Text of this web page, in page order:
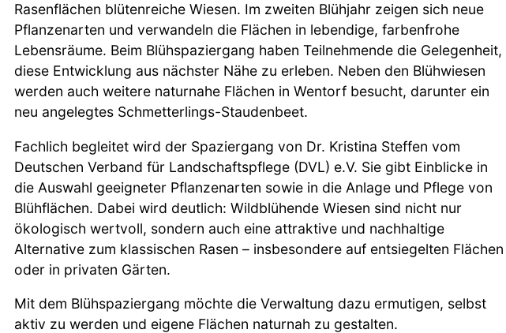
Rasenflächen blütenreiche Wiesen. Im zweiten Blühjahr zeigen sich neue
Pflanzenarten und verwandeln die Flächen in lebendige, farbenfrohe
Lebensräume. Beim Blühspaziergang haben Teilnehmende die Gelegenheit,
diese Entwicklung aus nächster Nähe zu erleben. Neben den Blühwiesen
werden auch weitere naturnahe Flächen in Wentorf besucht, darunter ein
neu angelegtes Schmetterlings-Staudenbeet.
Fachlich begleitet wird der Spaziergang von Dr. Kristina Steffen vom
Deutschen Verband für Landschaftspflege (DVL) e.V. Sie gibt Einblicke in
die Auswahl geeigneter Pflanzenarten sowie in die Anlage und Pflege von
Blühflächen. Dabei wird deutlich: Wildblühende Wiesen sind nicht nur
ökologisch wertvoll, sondern auch eine attraktive und nachhaltige
Alternative zum klassischen Rasen – insbesondere auf entsiegelten Flächen
oder in privaten Gärten.
Mit dem Blühspaziergang möchte die Verwaltung dazu ermutigen, selbst
aktiv zu werden und eigene Flächen naturnah zu gestalten.